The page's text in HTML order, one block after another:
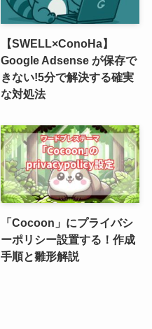
【SWELL×ConoHa】
Google Adsense が保存で
きない!5分で解決する確実
な対処法
「Cocoon」にプライバシ
ーポリシー設置する！作成
手順と雛形解説